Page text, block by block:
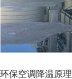
厂房降温想省电